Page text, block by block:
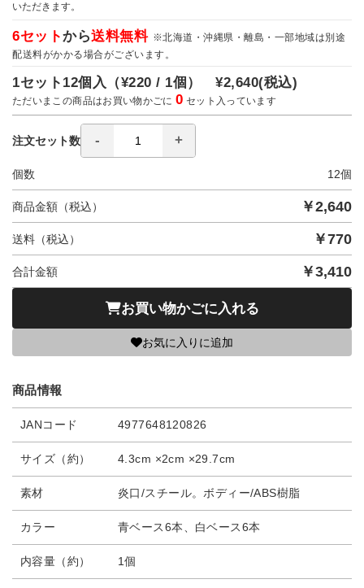
いただきます。
6セットから送料無料 ※北海道・沖縄県・離島・一部地域は別途
配送料がかかる場合がございます。
1セット12個入（¥220 / 1個）¥2,640(税込)
ただいまこの商品はお買い物かごに0 セット入っています
注文セット数
個数 12個
商品金額（税込） ￥2,640
送料（税込） ￥770
合計金額 ￥3,410
お買い物かごに入れる
お気に入りに追加
商品情報
JANコード 4977648120826
サイズ（約） 4.3cm ×2cm ×29.7cm
素材 炎口/スチール。ボディー/ABS樹脂
カラー 青ベース6本、白ベース6本
内容量（約） 1個